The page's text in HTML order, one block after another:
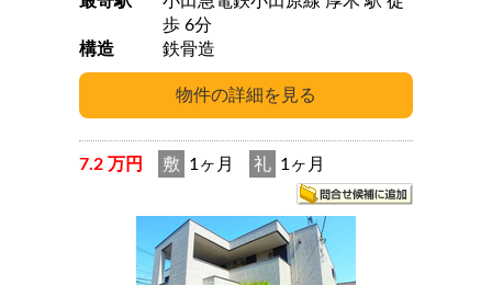
歩 6分
構造
鉄骨造
7.2 万円 敷 1ヶ月 礼 1ヶ月